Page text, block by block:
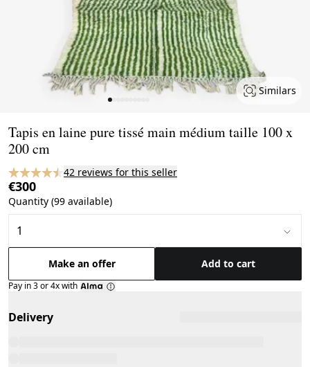
Similars
Tapis en laine pure tissé main médium taille 100 x
200 cm
42 reviews for this seller
€300
Quantity (99 available)
Make an offer Add to cart
Pay in 3 or 4x with
Delivery